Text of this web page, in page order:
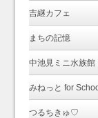
吉継カフェ
まちの記憶
中池見ミニ水族館
みねっと for
つるちきゅ♡